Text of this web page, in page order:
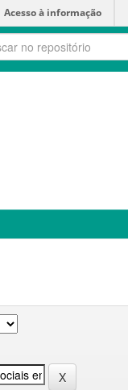
Acesso à informação